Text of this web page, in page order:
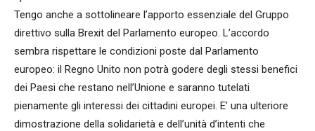
Tengo anche a sottolineare l’apporto essenziale del Gruppo
direttivo sulla Brexit del Parlamento europeo. L’accordo
sembra rispettare le condizioni poste dal Parlamento
europeo: il Regno Unito non potrà godere degli stessi benefici
dei Paesi che restano nell’Unione e saranno tutelati
pienamente gli interessi dei cittadini europei. E’ una ulteriore
dimostrazione della solidarietà e dell’unità d’intenti che